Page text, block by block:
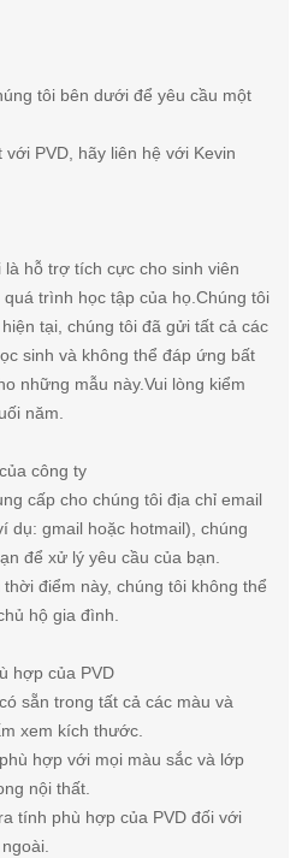
tôi bên dưới để yêu cầu một
PVD, hãy liên hệ với Kevin
hỗ trợ tích cực cho sinh viên
trình học tập của họ.Chúng tôi
tại, chúng tôi đã gửi tất cả các
sinh và không thể đáp ứng bất
những mẫu này.Vui lòng kiểm
năm.
công ty
cấp cho chúng tôi địa chỉ email
dụ: gmail hoặc hotmail), chúng
để xử lý yêu cầu của bạn.
điểm này, chúng tôi không thể
hộ gia đình.
hợp của PVD
sẵn trong tất cả các màu và
xem kích thước.
hợp với mọi màu sắc và lớp
nội thất.
tính phù hợp của PVD đối với